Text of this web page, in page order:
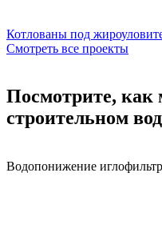
Котлованы под
Смотреть все проекты
Посмотрите, как
строительном
Водопонижение